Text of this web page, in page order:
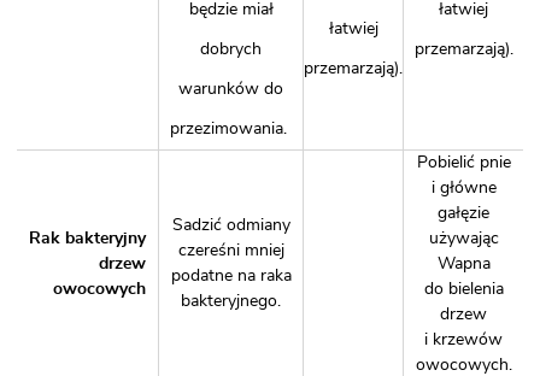
będzie miał
dobrych
warunków do
przezimowania.
łatwiej
przemarzają).
łatwiej
przemarzają).
Rak bakteryjny
drzew
owocowych
Sadzić odmiany
czereśni mniej
podatne na raka
bakteryjnego.
Pobielić pnie
i główne
gałęzie
używając
Wapna
do bielenia
drzew
i krzewów
owocowych.